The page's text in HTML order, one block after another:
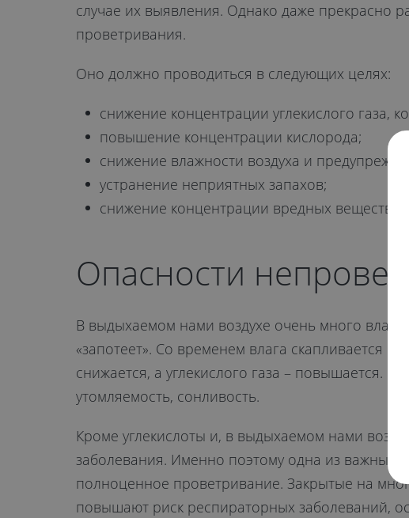
случае их выявления. Однако даже прекрасно
проветривания.
Оно должно проводиться в следующих целях:
снижение концентрации углекислого газа,
повышение концентрации кислорода;
снижение влажности воздуха и
устранение неприятных запахов;
снижение концентрации вредных веществ и
Опасности
В выдыхаемом нами воздухе очень много
«запотеет». Со временем влага скапливается
снижается, а углекислого газа – повышается.
утомляемость, сонливость.
Кроме углекислоты и, в выдыхаемом нами
заболевания. Именно поэтому одна из важных
полноценное проветривание. Закрытые на
повышают риск респираторных заболеваний,